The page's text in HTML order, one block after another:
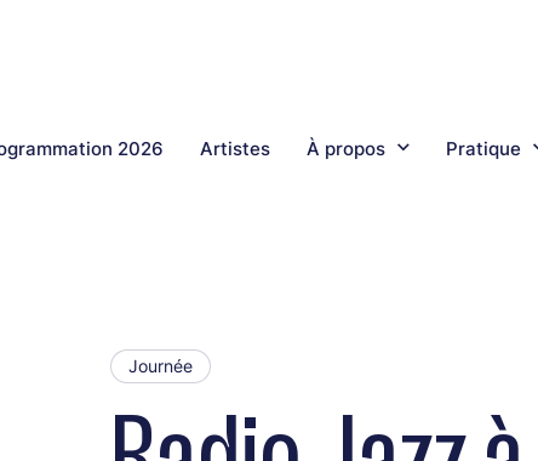
2026 Artistes À propos Pratique
Journée